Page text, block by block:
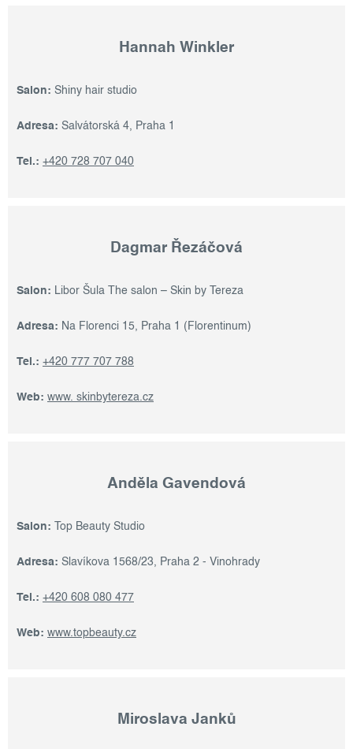
Hannah Winkler
Salon: Shiny hair studio
Adresa: Salvátorská 4, Praha 1
Tel.: +420 728 707 040
Dagmar Řezáčová
Salon: Libor Šula The salon – Skin by Tereza
Adresa: Na Florenci 15, Praha 1 (Florentinum)
Tel.: +420 777 707 788
Web: www. skinbytereza.cz
Anděla Gavendová
Salon: Top Beauty Studio
Adresa: Slavíkova 1568/23, Praha 2 - Vinohrady
Tel.: +420 608 080 477
Web: www.topbeauty.cz
Miroslava Janků